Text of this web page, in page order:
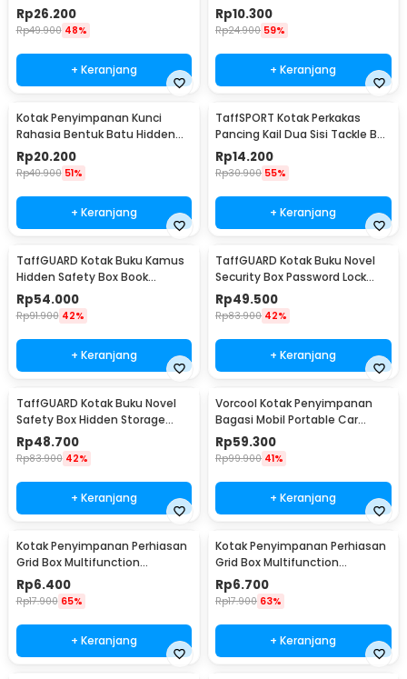
Z20
Rp26.200
Rp49.900 48%
+ Keranjang
- SN-14
Rp10.300
Rp24.900 59%
+ Keranjang
Kotak Penyimpanan Kunci
Rahasia Bentuk Batu Hidden
Key Box - B0521
Rp20.200
Rp40.900 51%
+ Keranjang
TaffSPORT Kotak Perkakas
Pancing Kail Dua Sisi Tackle Box
14 Grid - LX01
Rp14.200
Rp30.900 55%
+ Keranjang
TaffGUARD Kotak Buku Kamus
Hidden Safety Box Book
Password Lock Size S - KB-10P
Rp54.000
Rp91.900 42%
+ Keranjang
TaffGUARD Kotak Buku Novel
Security Box Password Lock
Size S - KB-20P
Rp49.500
Rp83.900 42%
+ Keranjang
TaffGUARD Kotak Buku Novel
Safety Box Hidden Storage
Password Lock - KB-30P
Rp48.700
Rp83.900 42%
+ Keranjang
Vorcool Kotak Penyimpanan
Bagasi Mobil Portable Car
Storage Box 25 L - VL25
Rp59.300
Rp99.900 41%
+ Keranjang
Kotak Penyimpanan Perhiasan
Grid Box Multifunction
Organizer 24 Slot - J13/J24
Rp6.400
Rp17.900 65%
+ Keranjang
Kotak Penyimpanan Perhiasan
Grid Box Multifunction
Organizer 13 Slot - J13/J24
Rp6.700
Rp17.900 63%
+ Keranjang